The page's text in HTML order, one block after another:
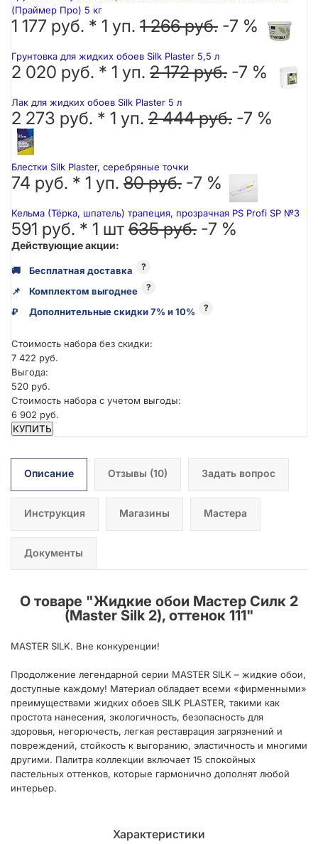
(Праймер Про) 5 кг
1 177 руб. * 1 уп. 1 266 руб. -7 %
Грунтовка для жидких обоев Silk Plaster 5,5 л
2 020 руб. * 1 уп. 2 172 руб. -7 %
Лак для жидких обоев Silk Plaster 5 л
2 273 руб. * 1 уп. 2 444 руб. -7 %
Блестки Silk Plaster, серебряные точки
74 руб. * 1 уп. 80 руб. -7 %
Кельма (Тёрка, шпатель) трапеция, прозрачная PS Profi SP №3
591 руб. * 1 шт 635 руб. -7 %
Действующие акции:
🚚 Бесплатная доставка ?
📌 Комплектом выгоднее ?
₽ Дополнительные скидки 7% и 10% ?
Стоимость набора без скидки:
7 422 руб.
Выгода:
520 руб.
Стоимость набора с учетом выгоды:
6 902 руб.
КУПИТЬ
Описание Отзывы (10) Задать вопрос
Инструкция Магазины Мастера
Документы
О товаре "Жидкие обои Мастер Силк 2
(Master Silk 2), оттенок 111"
MASTER SILK. Вне конкуренции!
Продолжение легендарной серии MASTER SILK – жидкие обои,
доступные каждому! Материал обладает всеми «фирменными»
преимуществами жидких обоев SILK PLASTER, такими как
простота нанесения, экологичность, безопасность для
здоровья, негорючесть, легкая реставрация загрязнений и
повреждений, стойкость к выгоранию, эластичность и многими
другими. Палитра коллекции включает 15 спокойных
пастельных оттенков, которые гармонично дополнят любой
интерьер.
Характеристики